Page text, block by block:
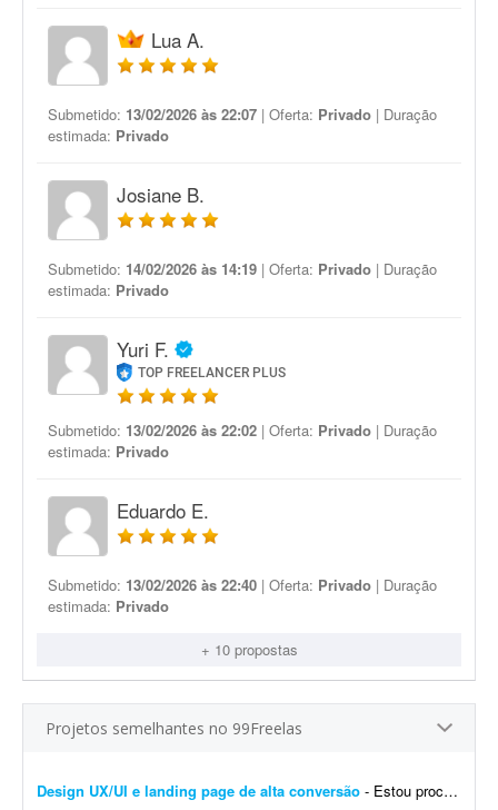
Lua A.
Submetido: 13/02/2026 às 22:07 | Oferta: Privado | Duração
estimada: Privado
Josiane B.
Submetido: 14/02/2026 às 14:19 | Oferta: Privado | Duração
estimada: Privado
Yuri F.
TOP FREELANCER PLUS
Submetido: 13/02/2026 às 22:02 | Oferta: Privado | Duração
estimada: Privado
Eduardo E.
Submetido: 13/02/2026 às 22:40 | Oferta: Privado | Duração
estimada: Privado
+ 10 propostas
Projetos semelhantes no 99Freelas
Design UX/UI e landing page de alta conversão - Estou procurando um profissional freelancer especializado em UX/UI e landing pages para desenvolver a experiência e a interface completas do meu site. O objetivo é criar uma presen&cc...